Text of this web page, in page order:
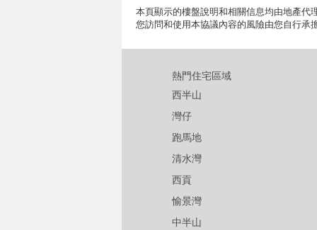
本頁顯示的樓盤說明和相關信息均由地產代
您訪問和使用本協議內容的風險由您自行承
熱門住宅區域
西半山
灣仔
跑馬地
清水灣
西貢
愉景灣
中半山